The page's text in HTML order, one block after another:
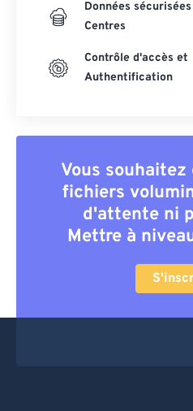
Données sécurisées
Centres
Contrôle d'accès et
Authentification
Vous
fichiers
d'attente ni
Mettre à